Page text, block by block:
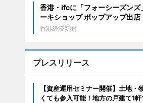
香港・ifcに「フォーシーズンズ
ーキショップ ポップアップ出店
香港経済新聞
プレスリリース
【資産運用セミナー開催】土地・
くても参入可能！地方の戸建て1